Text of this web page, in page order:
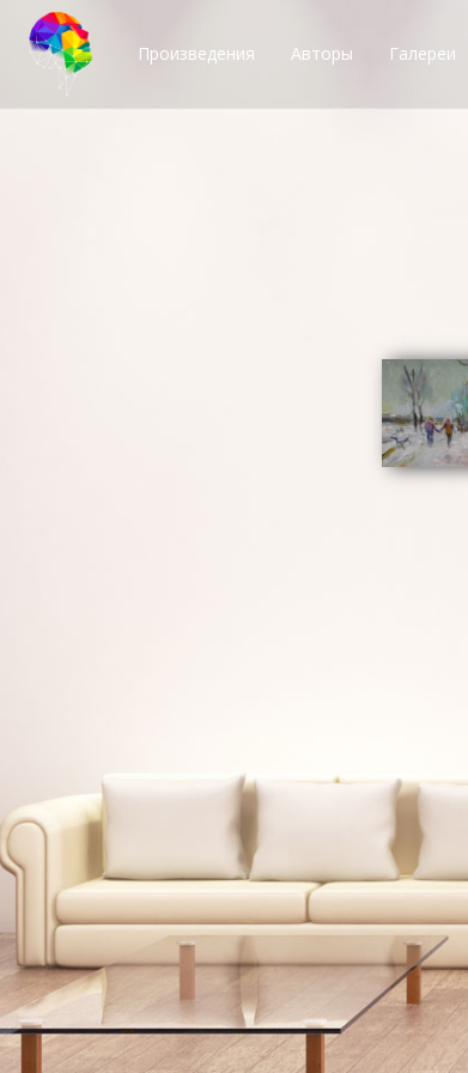
Произведения Авторы Галереи